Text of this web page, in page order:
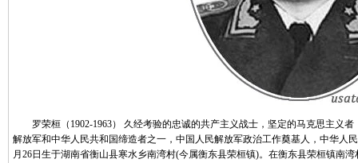
罗荣桓（1902-1963） 久经考验的忠诚的共产主义战士，坚定的马克思主义者
解放军和中华人民共和国缔造者之一，中国人民解放军政治工作奠基人，中华人
月26日生于湖南省衡山县寒水乡南湾村(今属衡东县荣桓镇)。在衡东县荣桓镇南